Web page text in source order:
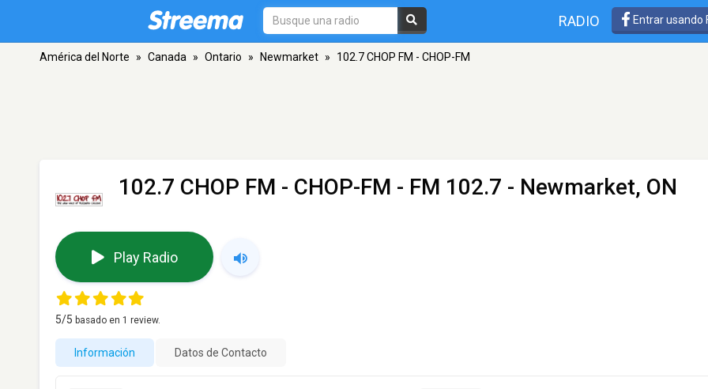
RADIO Entrar usando
América del Norte » Canada » Ontario » Newmarket » 102.7 CHOP FM - CHOP-FM
102.7 CHOP FM - CHOP-FM - FM 102.7 - Newmarket, ON
Play Radio
5/5 basado en 1 review.
Información Datos de Contacto